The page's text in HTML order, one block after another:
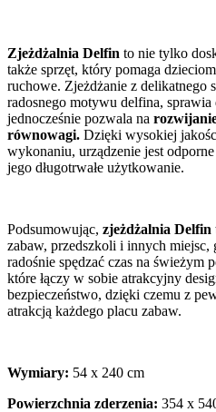
Zjeżdżalnia Delfin to nie tylko
także sprzęt, który pomaga
ruchowe. Zjeżdżanie z delikatnego
radosnego motywu delfina,
jednocześnie pozwala na
równowagi. Dzięki wysokiej
wykonaniu, urządzenie jest
jego długotrwałe użytkowanie.
Podsumowując, zjeżdżalnia Delfin
zabaw, przedszkoli i innych miejsc,
radośnie spędzać czas na świeżym
które łączy w sobie atrakcyjny
bezpieczeństwo, dzięki czemu z
atrakcją każdego placu zabaw.
Wymiary: 54 x 240 cm
Powierzchnia zderzenia: 354 x